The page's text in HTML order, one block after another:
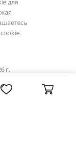
для
г.